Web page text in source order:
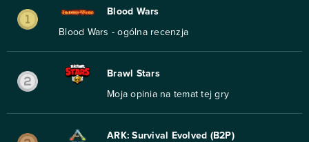
Blood Wars
Blood Wars - ogólna recenzja
Brawl Stars
Moja opinia na temat tej gry
ARK: Survival Evolved (B2P)